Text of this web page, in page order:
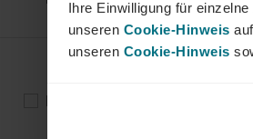
Ihre Einwilligung für
unseren Cookie-Hinweis
unseren Cookie-Hinweis
Englisch